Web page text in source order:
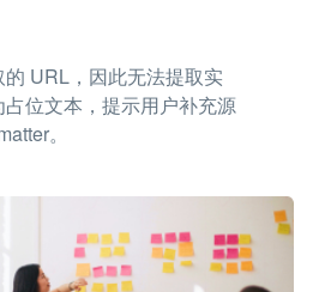
URL，因此无法提取实
位文本，提示用户补充源
。